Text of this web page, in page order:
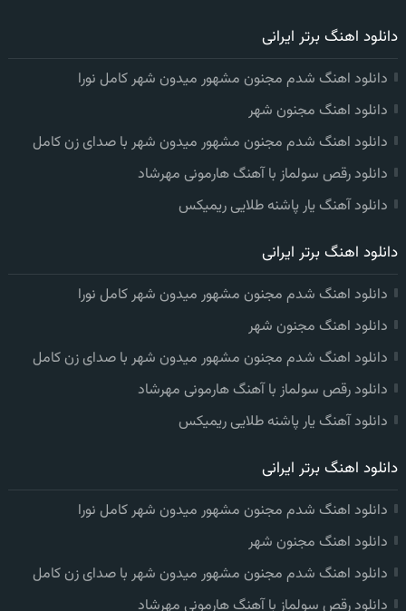
دانلود اهنگ برتر ایرانی
دانلود اهنگ شدم مجنون مشهور میدون شهر کامل نورا
دانلود اهنگ مجنون شهر
دانلود اهنگ شدم مجنون مشهور میدون شهر با صدای زن کامل
دانلود رقص سولماز با آهنگ هارمونی مهرشاد
دانلود آهنگ یار پاشنه طلایی ریمیکس
دانلود اهنگ برتر ایرانی
دانلود اهنگ شدم مجنون مشهور میدون شهر کامل نورا
دانلود اهنگ مجنون شهر
دانلود اهنگ شدم مجنون مشهور میدون شهر با صدای زن کامل
دانلود رقص سولماز با آهنگ هارمونی مهرشاد
دانلود آهنگ یار پاشنه طلایی ریمیکس
دانلود اهنگ برتر ایرانی
دانلود اهنگ شدم مجنون مشهور میدون شهر کامل نورا
دانلود اهنگ مجنون شهر
دانلود اهنگ شدم مجنون مشهور میدون شهر با صدای زن کامل
دانلود رقص سولماز با آهنگ هارمونی مهرشاد